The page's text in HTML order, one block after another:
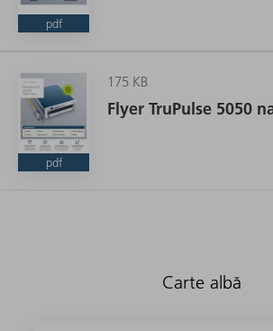
pdf
pdf
175 KB
Flyer TruPulse 5050
Carte albă